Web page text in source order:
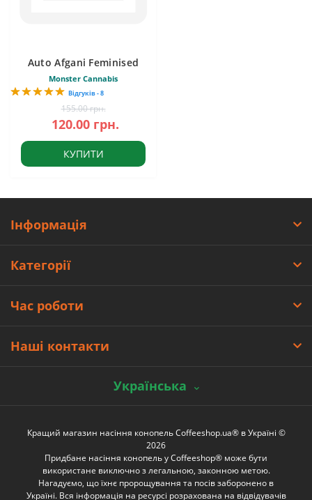
Auto Afgani Feminised
Monster Cannabis
Відгуків - 8
155.00 грн.
120.00 грн.
КУПИТИ
Інформація
Категорії
Час роботи
Наші контакти
Українська
Кращий магазин насіння конопель Coffeeshop.ua® в Україні ©
2026
Придбане насіння конопель у Coffeeshop® може бути
використане виключно з легальною, законною метою.
Нагадуємо, що їхнє пророщування та посів заборонено в
Україні. Вся інформація на ресурсі розрахована на відвідувачів